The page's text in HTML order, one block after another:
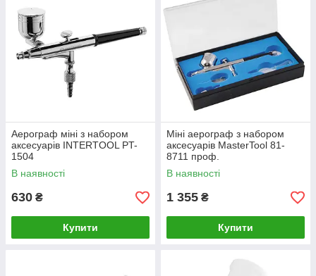
Аерограф міні з набором
аксесуарів INTERTOOL PT-
1504
В наявності
630 ₴
Купити
Міні аерограф з набором
аксесуарів MasterTool 81-
8711 проф.
В наявності
1 355 ₴
Купити